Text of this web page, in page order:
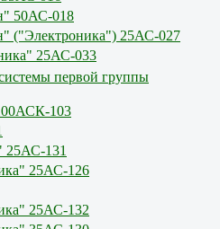
50АС-018
("Электроника") 25АС-027
25АС-033
первой группы
103
25АС-131
25АС-126
25АС-132